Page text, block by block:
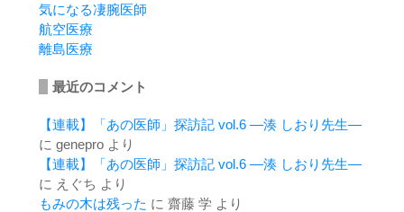
気になる凄腕医師
航空医療
離島医療
最近のコメント
【連載】「あの医師」探訪記 vol.6 ―湊 しおり先生―
に geneproより
【連載】「あの医師」探訪記 vol.6 ―湊 しおり先生―
に えぐち より
もみの木は残った に 齋藤 学 より